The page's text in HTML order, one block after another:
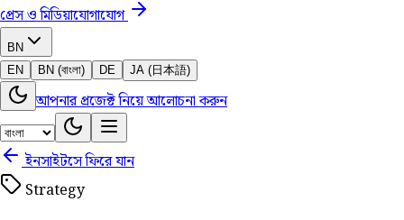
প্রেস ও মিডিয়াযোগাযোগ
BN
EN
BN (বাংলা) DE JA (日本語)
আপনার প্রজেক্ট নিয়ে আলোচনা করুন
ইনসাইটসে ফিরে যান
Strategy